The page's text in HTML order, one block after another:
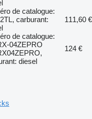
de catalogue:
carburant:
111,60 €
de catalogue:
04ZEPRO
diesel
124 €